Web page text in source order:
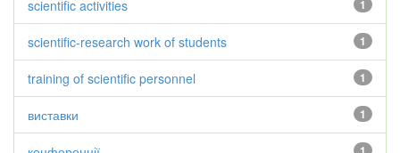
1
scientific activities
1
scientific-research work of students
1
training of scientific personnel
1
виставки